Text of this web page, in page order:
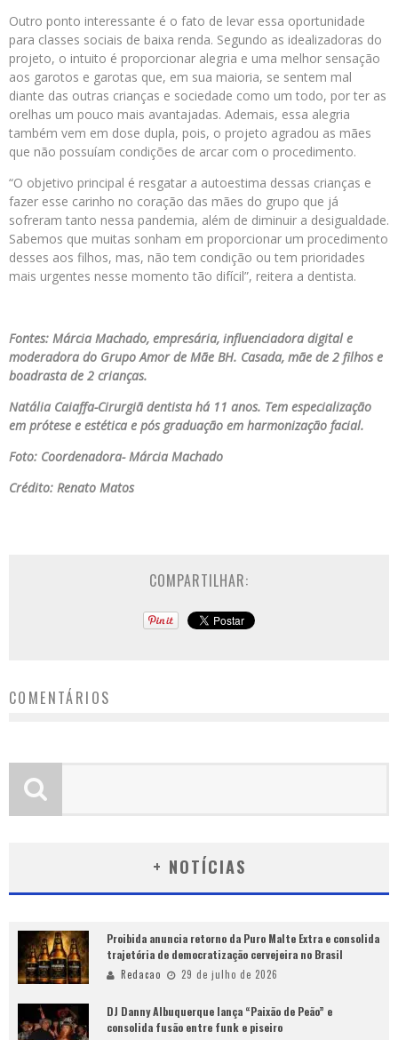
Outro ponto interessante é o fato de levar essa oportunidade
para classes sociais de baixa renda. Segundo as idealizadoras do
projeto, o intuito é proporcionar alegria e uma melhor sensação
aos garotos e garotas que, em sua maioria, se sentem mal
diante das outras crianças e sociedade como um todo, por ter as
orelhas um pouco mais avantajadas. Ademais, essa alegria
também vem em dose dupla, pois, o projeto agradou as mães
que não possuíam condições de arcar com o procedimento.
“O objetivo principal é resgatar a autoestima dessas crianças e
fazer esse carinho no coração das mães do grupo que já
sofreram tanto nessa pandemia, além de diminuir a desigualdade.
Sabemos que muitas sonham em proporcionar um procedimento
desses aos filhos, mas, não tem condição ou tem prioridades
mais urgentes nesse momento tão difícil”, reitera a dentista.
Fontes: Márcia Machado, empresária, influenciadora digital e
moderadora do Grupo Amor de Mãe BH. Casada, mãe de 2 filhos e
boadrasta de 2 crianças.
Natália Caiaffa-Cirurgiã dentista há 11 anos. Tem especialização
em prótese e estética e pós graduação em harmonização facial.
Foto: Coordenadora- Márcia Machado
Crédito: Renato Matos
COMPARTILHAR:
COMENTÁRIOS
+ NOTÍCIAS
Proibida anuncia retorno da Puro Malte Extra e consolida
trajetória de democratização cervejeira no Brasil
Redacao 29 de julho de 2026
DJ Danny Albuquerque lança “Paixão de Peão” e
consolida fusão entre funk e piseiro